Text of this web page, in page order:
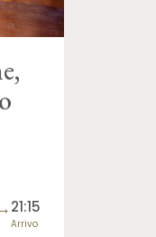
21:15
Arrivo